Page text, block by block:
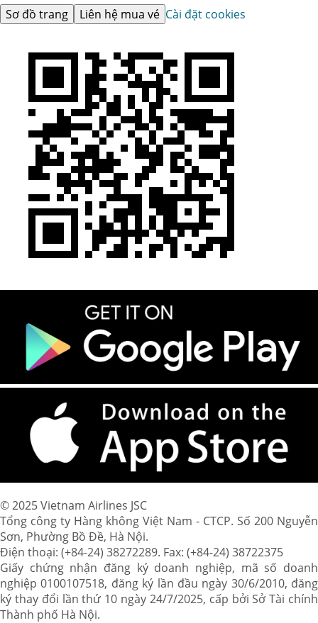
Sơ đồ trang Liên hệ mua vé Cài đặt cookies
© 2025 Vietnam Airlines JSC
Tổng công ty Hàng không Việt Nam - CTCP. Số 200 Nguyễn
Sơn, Phường Bồ Đề, Hà Nội.
Điện thoại: (+84-24) 38272289. Fax: (+84-24) 38722375
Giấy chứng nhận đăng ký doanh nghiệp, mã số doanh
nghiệp 0100107518, đăng ký lần đầu ngày 30/6/2010, đăng
ký thay đổi lần thứ 10 ngày 24/7/2025, cấp bởi Sở Tài chính
Thành phố Hà Nội.